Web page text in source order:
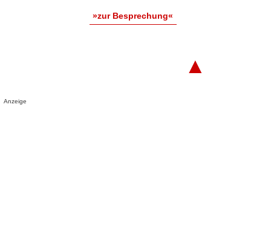
»zur Besprechung«
▲
Anzeige